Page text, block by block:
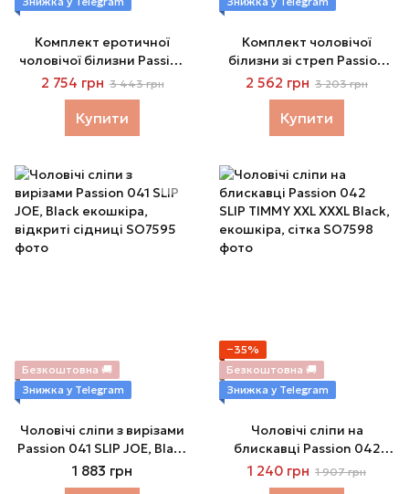
Комплект еротичної
чоловічої білизни Passion
038 JOHN Black, боді,
кепка
2 754 грн 3 443 грн
Купити
Комплект чоловічої
білизни зі стреп Passion
039 SET ANDREW Black,
стринги, шлейки
2 562 грн 3 203 грн
Купити
Безкоштовна 🚚
Знижка у Telegram
Чоловічі сліпи з вирізами
Passion 041 SLIP JOE, Black
екошкіра, відкриті
сідниці
1 883 грн
−35%
Безкоштовна 🚚
Знижка у Telegram
Чоловічі сліпи на
блискавці Passion 042
SLIP TIMMY XXL XXXL Black,
екошкіра, сітка
1 240 грн 1 907 грн